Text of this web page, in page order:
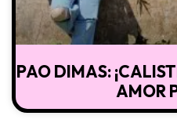
PAO DIMAS:
AMOR